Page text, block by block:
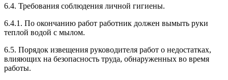
6.4. Требования соблюдения личной гигиены.
6.4.1. По окончанию работ работник должен вымыть руки
теплой водой с мылом.
6.5. Порядок извещения руководителя работ о недостатках,
влияющих на безопасность труда, обнаруженных во время
работы.